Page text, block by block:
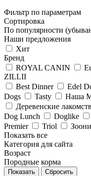
Фильтр по параметрам
Сортировка
По популярности
Наши предложения
Хит
Бренд
ROYAL CANIN
ZILLII
Best Dinner
Edel
Dogs
Tasty Наша
Деревенские
Dog Lunch
Doglike
Premier
Triol
Показать все
Категория для сайта
Возраст
Породные корма
Сбросить